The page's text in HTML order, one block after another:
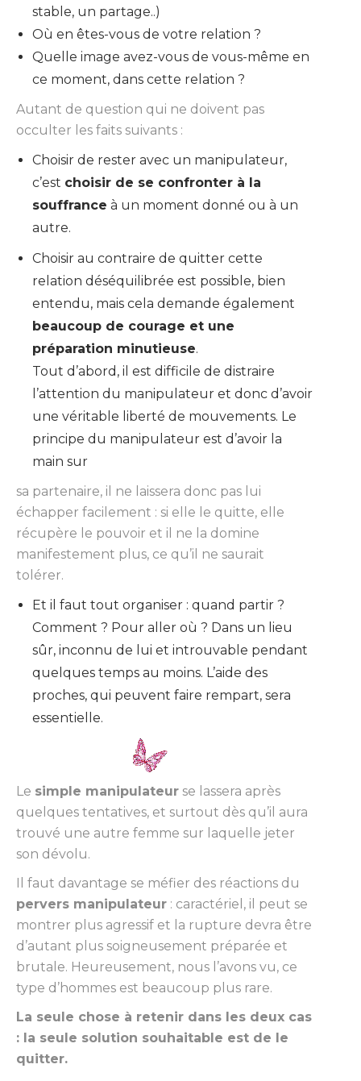
stable, un partage..)
Où en êtes-vous de votre relation ?
Quelle image avez-vous de vous-même en
ce moment, dans cette relation ?
Autant de question qui ne doivent pas
occulter les faits suivants :
Choisir de rester avec un manipulateur,
c’est choisir de se confronter à la
souffrance à un moment donné ou à un
autre.
Choisir au contraire de quitter cette
relation déséquilibrée est possible, bien
entendu, mais cela demande également
beaucoup de courage et une
préparation minutieuse.
Tout d’abord, il est difficile de distraire
l’attention du manipulateur et donc d’avoir
une véritable liberté de mouvements. Le
principe du manipulateur est d’avoir la
main sur
sa partenaire, il ne laissera donc pas lui
échapper facilement : si elle le quitte, elle
récupère le pouvoir et il ne la domine
manifestement plus, ce qu’il ne saurait
tolérer.
Et il faut tout organiser : quand partir ?
Comment ? Pour aller où ? Dans un lieu
sûr, inconnu de lui et introuvable pendant
quelques temps au moins. L’aide des
proches, qui peuvent faire rempart, sera
essentielle.
Le simple manipulateur se lassera après
quelques tentatives, et surtout dès qu’il aura
trouvé une autre femme sur laquelle jeter
son dévolu.
Il faut davantage se méfier des réactions du
pervers manipulateur : caractériel, il peut se
montrer plus agressif et la rupture devra être
d’autant plus soigneusement préparée et
brutale. Heureusement, nous l’avons vu, ce
type d’hommes est beaucoup plus rare.
La seule chose à retenir dans les deux cas
: la seule solution souhaitable est de le
quitter.